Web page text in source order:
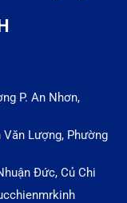
P. An Nhơn,
Lượng, Phường
Đức, Củ Chi